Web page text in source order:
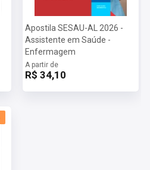
Apostila SESAU-AL 2026 -
Assistente em Saúde -
Enfermagem
A partir de
R$ 34,10